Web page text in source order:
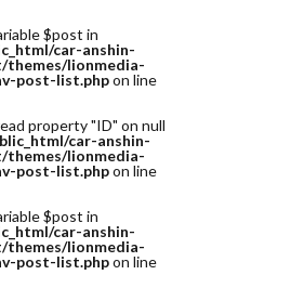
$post in
car-anshin-
themes/lionmedia-
post-list.phpon line
property "ID" on null
car-anshin-
themes/lionmedia-
post-list.phpon line
$post in
car-anshin-
themes/lionmedia-
post-list.phpon line